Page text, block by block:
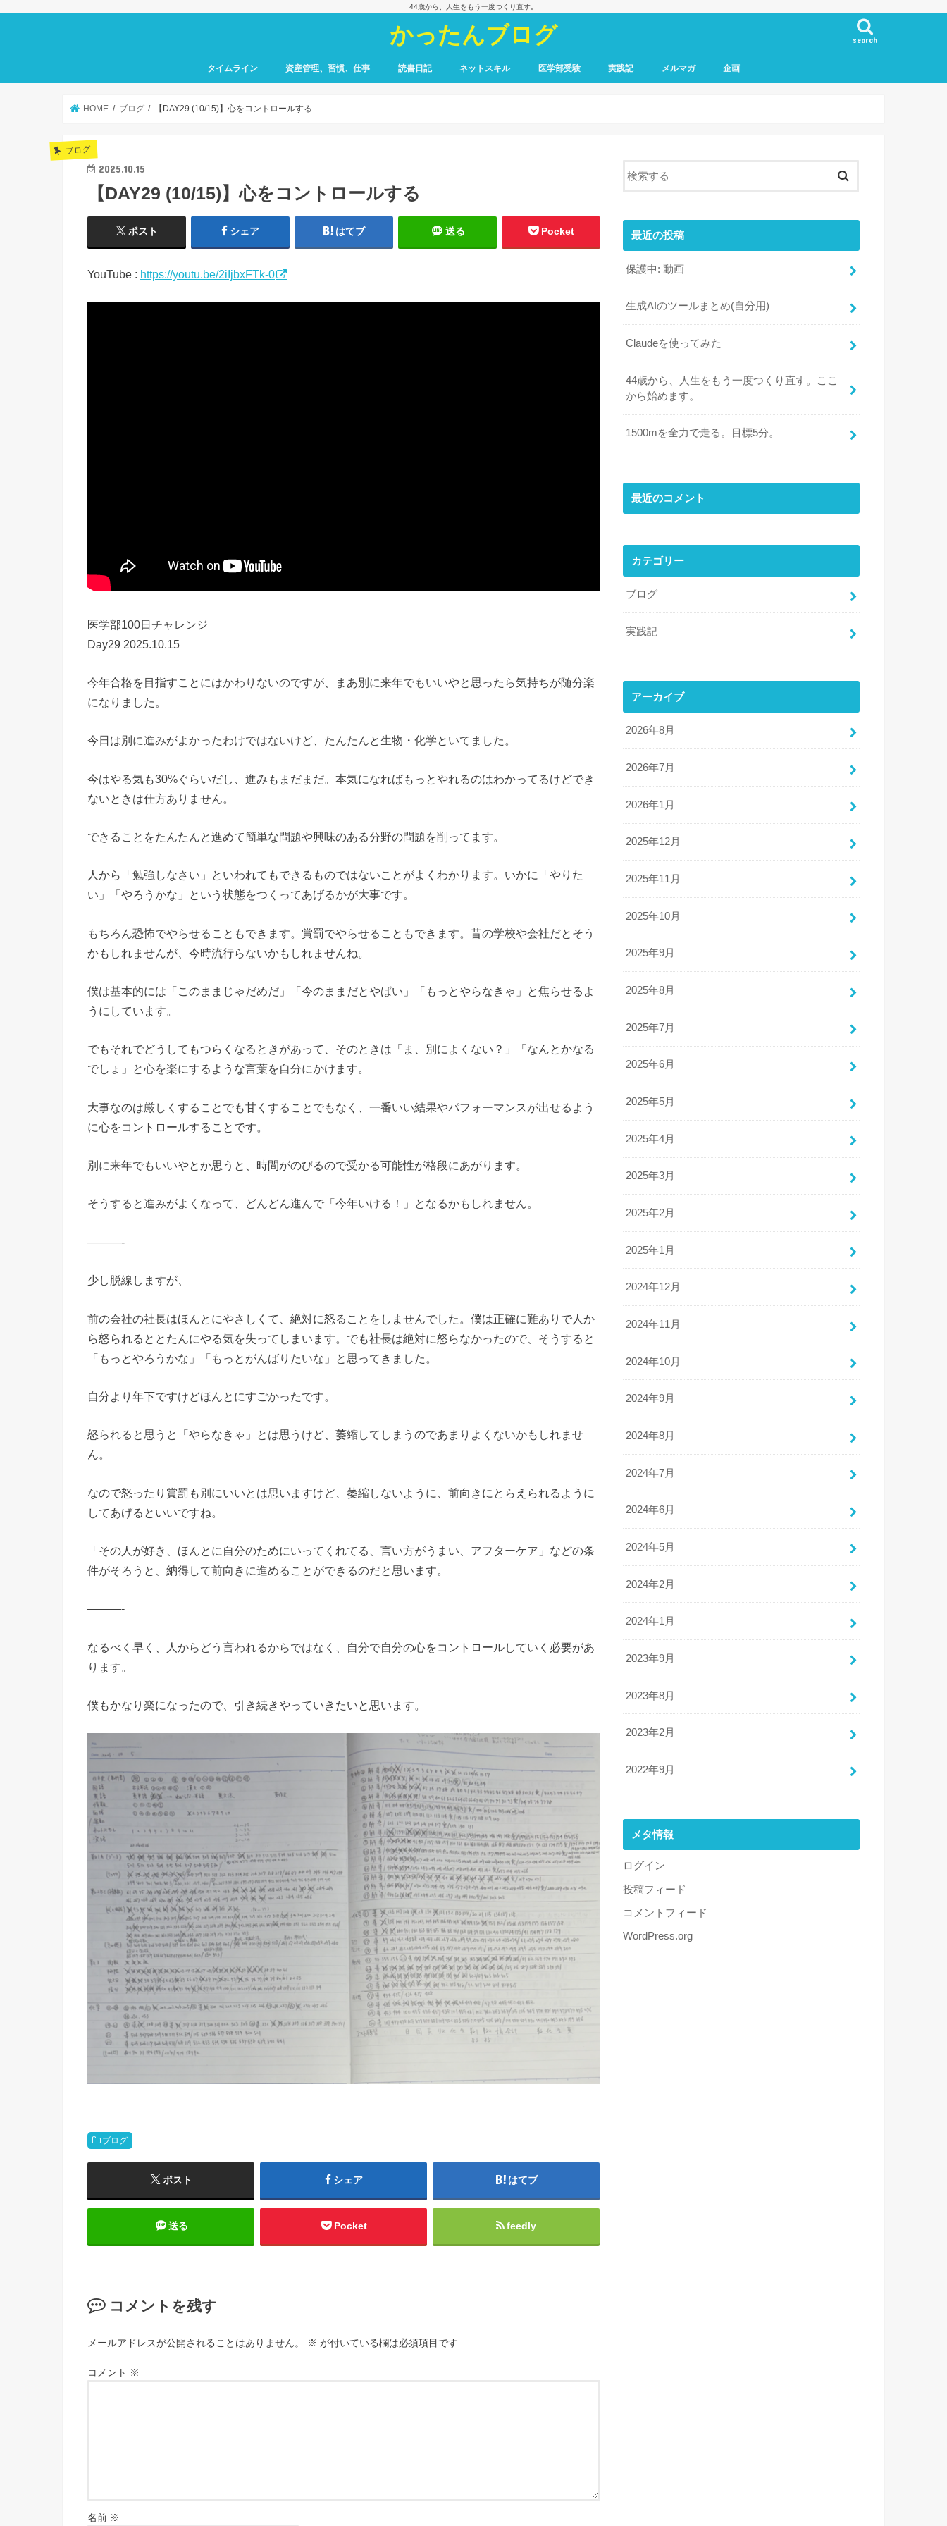
44歳から、人生をもう一度つくり直す。
かったんブログ search
タイムライン 資産管理、習慣、仕事 読書日記 ネットスキル 医学部受験 実践記 メルマガ 企画
HOME ブログ 【DAY29 (10/15)】心をコントロールする
ブログ
2025.10.15
【DAY29 (10/15)】心をコントロールする
ポスト シェア はてブ 送る Pocket
YouTube : https://youtu.be/2iIjbxFTk-0
医学部100日チャレンジ
Day29 2025.10.15
今年合格を目指すことにはかわりないのですが、まあ別に来年でもいいやと思ったら気持ちが随分楽
になりました。
今日は別に進みがよかったわけではないけど、たんたんと生物・化学といてました。
今はやる気も30%ぐらいだし、進みもまだまだ。本気になればもっとやれるのはわかってるけどでき
ないときは仕方ありません。
できることをたんたんと進めて簡単な問題や興味のある分野の問題を削ってます。
人から「勉強しなさい」といわれてもできるものではないことがよくわかります。いかに「やりた
い」「やろうかな」という状態をつくってあげるかが大事です。
もちろん恐怖でやらせることもできます。賞罰でやらせることもできます。昔の学校や会社だとそう
かもしれませんが、今時流行らないかもしれませんね。
僕は基本的には「このままじゃだめだ」「今のままだとやばい」「もっとやらなきゃ」と焦らせるよ
うにしています。
でもそれでどうしてもつらくなるときがあって、そのときは「ま、別によくない？」「なんとかなる
でしょ」と心を楽にするような言葉を自分にかけます。
大事なのは厳しくすることでも甘くすることでもなく、一番いい結果やパフォーマンスが出せるよう
に心をコントロールすることです。
別に来年でもいいやとか思うと、時間がのびるので受かる可能性が格段にあがります。
そうすると進みがよくなって、どんどん進んで「今年いける！」となるかもしれません。
———-
少し脱線しますが、
前の会社の社長はほんとにやさしくて、絶対に怒ることをしませんでした。僕は正確に難ありで人か
ら怒られるととたんにやる気を失ってしまいます。でも社長は絶対に怒らなかったので、そうすると
「もっとやろうかな」「もっとがんばりたいな」と思ってきました。
自分より年下ですけどほんとにすごかったです。
怒られると思うと「やらなきゃ」とは思うけど、萎縮してしまうのであまりよくないかもしれませ
ん。
なので怒ったり賞罰も別にいいとは思いますけど、萎縮しないように、前向きにとらえられるように
してあげるといいですね。
「その人が好き、ほんとに自分のためにいってくれてる、言い方がうまい、アフターケア」などの条
件がそろうと、納得して前向きに進めることができるのだと思います。
———-
なるべく早く、人からどう言われるからではなく、自分で自分の心をコントロールしていく必要があ
ります。
僕もかなり楽になったので、引き続きやっていきたいと思います。
ブログ
ポスト シェア はてブ
送る Pocket feedly
コメントを残す
メールアドレスが公開されることはありません。 ※ が付いている欄は必須項目です
コメント ※
名前 ※
最近の投稿
保護中: 動画
生成AIのツールまとめ(自分用)
Claudeを使ってみた
44歳から、人生をもう一度つくり直す。ここ
から始めます。
1500mを全力で走る。目標5分。
最近のコメント
カテゴリー
ブログ
実践記
アーカイブ
2026年8月
2026年7月
2026年1月
2025年12月
2025年11月
2025年10月
2025年9月
2025年8月
2025年7月
2025年6月
2025年5月
2025年4月
2025年3月
2025年2月
2025年1月
2024年12月
2024年11月
2024年10月
2024年9月
2024年8月
2024年7月
2024年6月
2024年5月
2024年2月
2024年1月
2023年9月
2023年8月
2023年2月
2022年9月
メタ情報
ログイン
投稿フィード
コメントフィード
WordPress.org